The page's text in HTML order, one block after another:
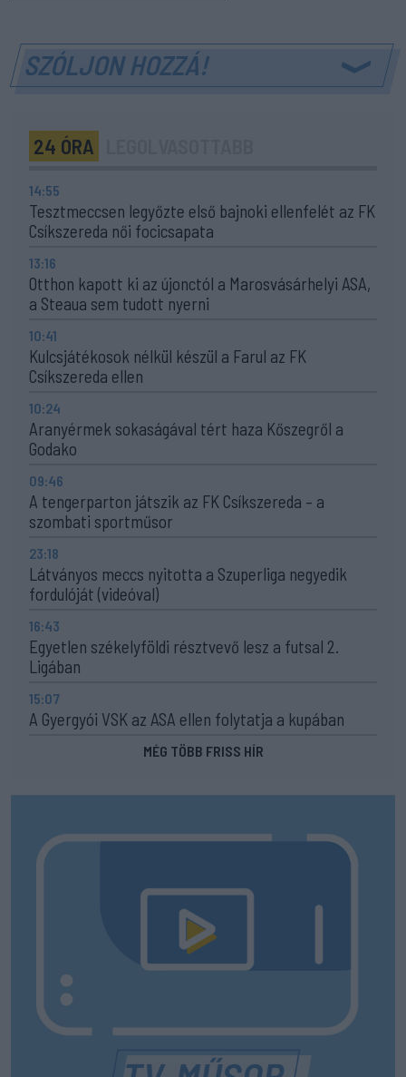
SZÓLJON HOZZÁ!
24 ÓRA
14:55
Tesztmeccsen legyőzte első bajnoki ellenfelét az FK
Csíkszereda női focicsapata
13:16
Otthon kapott ki az újonctól a Marosvásárhelyi ASA,
a Steaua sem tudott nyerni
10:41
Kulcsjátékosok nélkül készül a Farul az FK
Csíkszereda ellen
10:24
Aranyérmek sokaságával tért haza Kőszegről a
Godako
09:46
A tengerparton játszik az FK Csíkszereda – a
szombati sportműsor
23:18
Látványos meccs nyitotta a Szuperliga negyedik
fordulóját (videóval)
16:43
Egyetlen székelyföldi résztvevő lesz a futsal 2.
Ligában
15:07
A Gyergyói VSK az ASA ellen folytatja a kupában
MÉG TÖBB FRISS HÍR